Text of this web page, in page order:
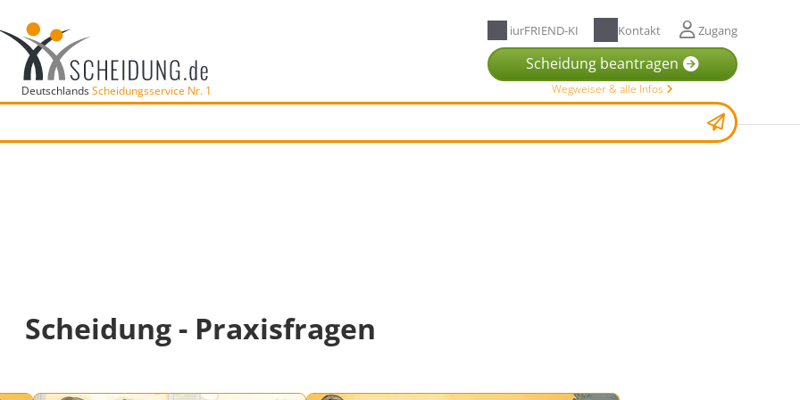
DeutschlandsScheidungsservice Nr. 1
iurFRIEND-KI Kontakt Zugang
Scheidung beantragen
Wegweiser & alle Infos
Scheidung - Praxisfragen